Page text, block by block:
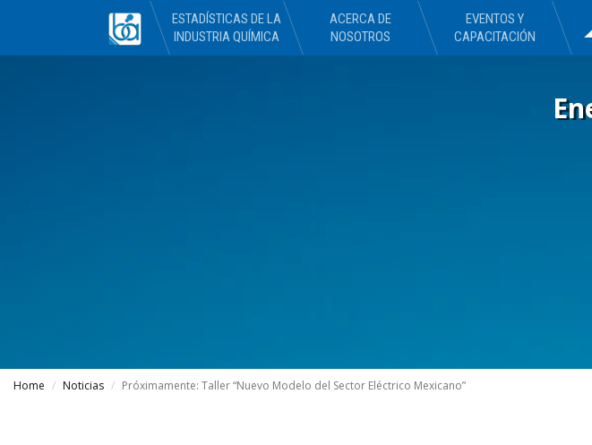
ESTADÍSTICAS DE LA
INDUSTRIA QUÍMICA
ACERCA DE
NOSOTROS
EVENTOS Y
CAPACITACIÓN
Home Noticias Próximamente: Taller “Nuevo Modelo del Sector Eléctrico Mexicano”